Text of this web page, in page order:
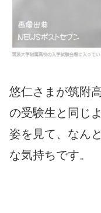
悠仁さまが筑附
の受験生と同じ
姿を見て、なん
な気持ちです。